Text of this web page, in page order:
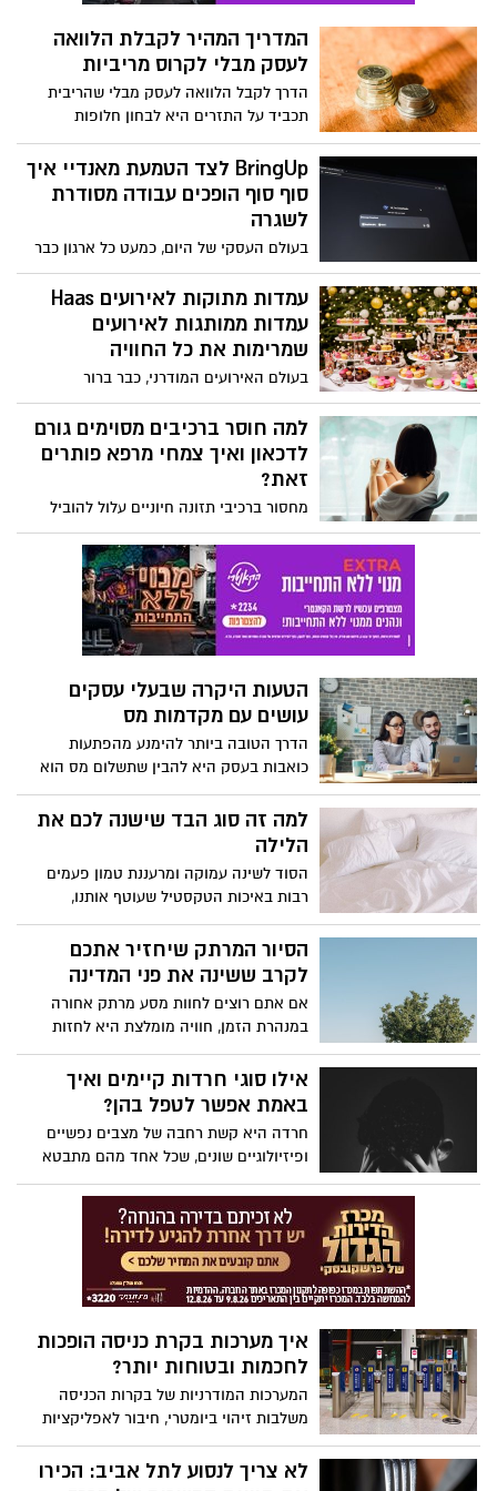
לנשים עם דגש על יצירת מרחב בטוח ומעצים
שבו כל מתאמנת יכולה להתקדם בקצב שלה.
המדריך המהיר לקבלת הלוואה
לעסק מבלי לקרוס מריביות
הדרך לקבל הלוואה לעסק מבלי שהריבית
תכביד על התזרים היא לבחון חלופות
פיננסיות שמציעות גמישות גבוהה יותר מזו
של המערכת הבנקאית המסורתית.
BringUp לצד הטמעת מאנדיי איך
סוף סוף הופכים עבודה מסודרת
לשגרה
בעולם העסקי של היום, כמעט כל ארגון כבר
מבין את החשיבות של סדר, תהליכים ברורים
וניהול משימות נכון. אבל בין להבין את הצורך
לבין ליישם אותו בפועל יש פער גדול. לא מעט
עסקים מאמצים מערכות ניהול מתקדמות, אך
נפרד מהשגרה.
עמדות מתוקות לאירועים Haas
עמדות ממותגות לאירועים
שמרימות את כל החוויה
בעולם האירועים המודרני, כבר ברור
שהפרטים הקטנים הם אלו שעושים את
ההבדל הגדול. מעבר למוזיקה, לאוכל ולעיצוב
הכללי, יש אלמנטים שמצליחים להרים את
האירוע לרמה אחרת לגמרי. אחד מהם הוא
שמוסיפות לא רק טעם אלא גם זהות, חוויה
ואמירה ייחודית.
למה חוסר ברכיבים מסוימים גורם
לדכאון ואיך צמחי מרפא פותרים
זאת?
מחסור ברכיבי תזונה חיוניים עלול להוביל
לירידה משמעותית ברמות הסרוטונין והדופמין
במוח, דבר שגורם להופעת תסמיני דכאון,
חרדה ועייפות כרונית.
הטעות היקרה שבעלי עסקים
עושים עם מקדמות מס
הדרך הטובה ביותר להימנע מהפתעות
כואבות בעסק היא להבין שתשלום מס הוא
לא גזירת גורל סטטית, מדובר בנגזרת ישירה
של הרווחיות המשתנה שלכם.
למה זה סוג הבד שישנה לכם את
הלילה
הסוד לשינה עמוקה ומרעננת טמון פעמים
רבות באיכות הטקסטיל שעוטף אותנו,
כשבחירה במוצר הנכון יכולה להפוך עוד לילה
רגיל לחוויה של בית מלון יוקרתי.
הסיור המרתק שיחזיר אתכם
לקרב ששינה את פני המדינה
אם אתם רוצים לחוות מסע מרתק אחורה
במנהרת הזמן, חוויה מומלצת היא לחזות
במיצגים אינטראקטיביים במקומות בהם
ההיסטוריה מתעוררת לחיים. מיצג עמק הבכא
הוא מקום בו האפקטים הקוליים ממלאים את
האוויר ועיני הלוחמים מביטות מהמסך, וכך
מבינים שמה שקרה ברמת הגולן בימי מלחמת
יום הכיפורים הוא סיפור שחייבים לחוות בכל
החושים ולא רק לקרוא עליו. אז אם אתם
מגיעים לרמת הגולן אל תפספסו את המיצג
הבא:
אילו סוגי חרדות קיימים ואיך
באמת אפשר לטפל בהן?
חרדה היא קשת רחבה של מצבים נפשיים
ופיזיולוגיים שונים, שכל אחד מהם מתבטא
אחרת ודורש התייחסות מעט שונה. החדשות
תוכלו לקבל טיפולים במגוון שיטות פשוטות
להתמודדות ברגעים שבהם החרדה מתפרצת,
עם תוצאות לטווח הארוך.
איך מערכות בקרת כניסה הופכות
לחכמות ובטוחות יותר?
המערכות המודרניות של בקרות הכניסה
משלבות זיהוי ביומטרי, חיבור לאפליקציות
וניהול מרחוק, מה שמאפשר שליטה מלאה על
מי שנכנס, מתי ואיך, עם הפחתה משמעותית
לא צריך לנסוע לתל אביב: הכירו